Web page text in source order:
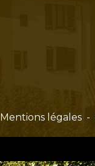
Mentions légales -